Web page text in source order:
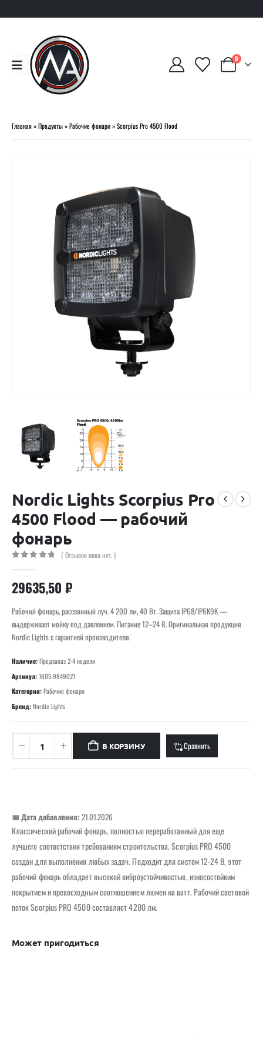
0
Главная»Продукты»Рабочие фонари»Scorpius Pro 4500 Flood
Nordic Lights Scorpius Pro
4500 Flood — рабочий
фонарь
( Отзывов пока нет. )
29635,50 ₽
Рабочий фонарь, рассеянный луч. 4 200 лм, 40 Вт. Защита IP68/IP6K9K —
выдерживает мойку под давлением. Питание 12–24 В. Оригинальная продукция
Nordic Lights с гарантией производителя.
Наличие:Предзаказ 2-4 недели
Артикул:1605-9849021
Категория:Рабочие фонари
Бренд:Nordic Lights
В КОРЗИНУ Сравнить
📅 Дата добавления: 21.01.2026
Классический рабочий фонарь, полностью переработанный для еще
лучшего соответствия требованиям строительства. Scorpius PRO 4500
создан для выполнения любых задач. Подходит для систем 12-24 В, этот
рабочий фонарь обладает высокой виброустойчивостью, износостойким
покрытием и превосходным соотношением люмен на ватт. Рабочий световой
поток Scorpius PRO 4500 составляет 4200 лм.
Может пригодиться